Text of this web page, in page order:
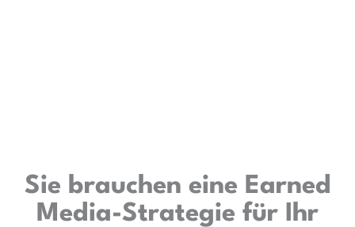
Sie brauchen eine Earned
Media-Strategie für Ihr